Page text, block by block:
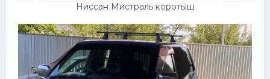
Ниссан Мистраль коротыш